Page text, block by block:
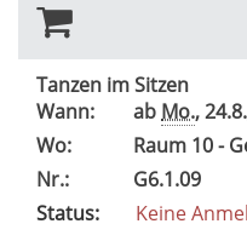
Tanzen im Sitzen
Wann:
ab Mo.,
Wo:
Raum 10 -
Nr.:
G6.1.09
Status:
Keine